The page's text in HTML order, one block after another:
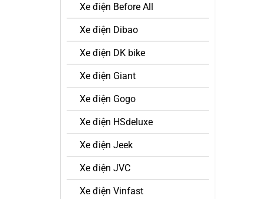
Xe điện Before All
Xe điện Dibao
Xe điện DK bike
Xe điện Giant
Xe điện Gogo
Xe điện HSdeluxe
Xe điện Jeek
Xe điện JVC
Xe điện Vinfast